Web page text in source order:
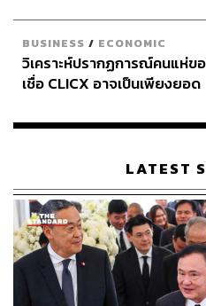
BUSINESS / ECONOMIC
วิเคราะห์ปรากฏการณ์คนแห่ข
เชื่อ CLICX อาจเป็นเพียงยอด
เรือนไทยที่ถูกซุกไว้
LATEST